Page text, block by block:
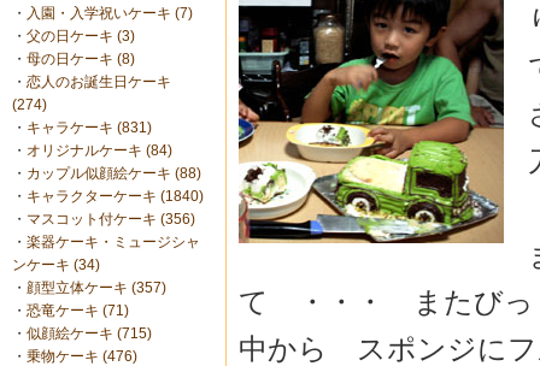
・ 入園・入学祝いケーキ (7)
・ 父の日ケーキ (3)
・ 母の日ケーキ (8)
・ 恋人のお誕生日ケーキ
(274)
・ キャラケーキ (831)
・ オリジナルケーキ (84)
・ カップル似顔絵ケーキ (88)
・ キャラクターケーキ (1840)
・ マスコット付ケーキ (356)
・ 楽器ケーキ・ミュージシャ
ンケーキ (34)
・ 顔型立体ケーキ (357)
・ 恐竜ケーキ (71)
・ 似顔絵ケーキ (715)
・ 乗物ケーキ (476)
て ・・・ またび
中から スポンジにフ